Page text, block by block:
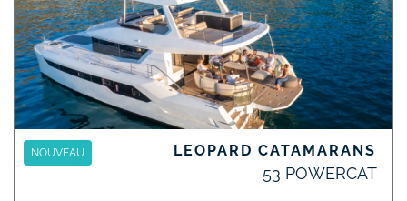
NOUVEAU LEOPARD CATAMARANS
53 POWERCAT